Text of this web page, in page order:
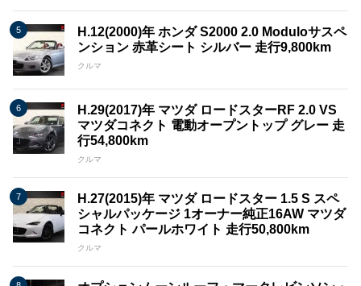
H.12(2000)年 ホンダ S2000 2.0 Moduloサスペ
ンション 赤革シート シルバー 走行9,800km
クルマ
H.29(2017)年 マツダ ロードスターRF 2.0 VS
マツダコネクト 電動オープントップ グレー 走
行54,800km
クルマ
H.27(2015)年 マツダ ロードスター 1.5 S スペ
シャルパッケージ 1オーナー純正16AW マツダ
コネクト パールホワイト 走行50,800km
クルマ